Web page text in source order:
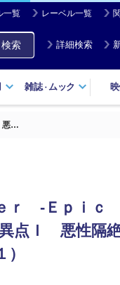
一覧 レーベル一覧
検索 詳細検索
雑誌・ ムック
悪…
ｒ ‐Ｅｐｉｃ
点Ｉ 悪性隔